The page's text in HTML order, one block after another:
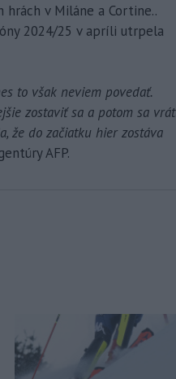
v Miláne a Cortine..
2024/25 v apríli utrpela
to však neviem povedať.
zostaviť sa a potom sa
že do začiatku hier zostáva
AFP.